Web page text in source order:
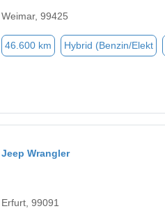
Weimar, 99425
46.600 km Hybrid (Benzin/Elekt
Jeep Wrangler
Erfurt, 99091